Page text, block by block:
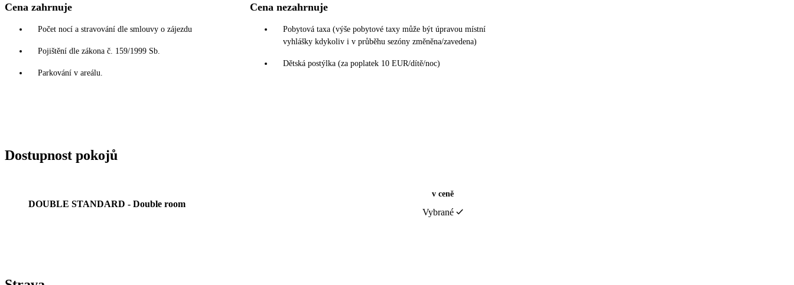
Cena zahrnuje
Počet nocí a stravování dle smlouvy o zájezdu
Pojištění dle zákona č. 159/1999 Sb.
Parkování v areálu.
Cena nezahrnuje
Pobytová taxa (výše pobytové taxy může být úpravou místní
vyhlášky kdykoliv i v průběhu sezóny změněna/zavedena)
Dětská postýlka (za poplatek 10 EUR/dítě/noc)
Dostupnost pokojů
DOUBLE STANDARD - Double room
v ceně
Vybrané